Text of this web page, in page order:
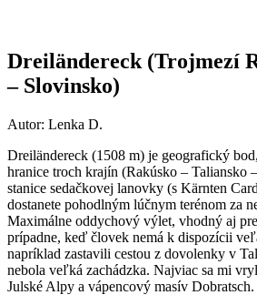
Dreiländereck (Trojmezí
– Slovinsko)
Autor: Lenka D.
Dreiländereck (1508 m) je geografický
hranice troch krajín (Rakúsko – Taliansko
stanice sedačkovej lanovky (s Kärnten
dostanete pohodlným lúčnym terénom za
Maximálne oddychový výlet, vhodný aj
prípadne, keď človek nemá k dispozícii
napríklad zastavili cestou z dovolenky v
nebola veľká zachádzka. Najviac sa mi
Julské Alpy a vápencový masív Dobratsch.